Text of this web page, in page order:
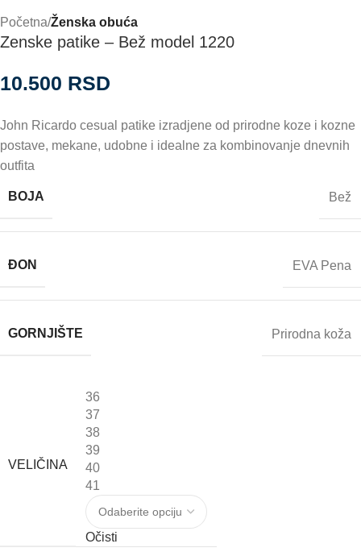
Početna Ženska obuća
Zenske patike – Bež model 1220
10.500 RSD
John Ricardo cesual patike izradjene od prirodne koze i kozne
postave, mekane, udobne i idealne za kombinovanje dnevnih
outfita
BOJA Bež
ĐON EVA Pena
GORNJIŠTE Prirodna koža
VELIČINA
36
37
38
39
40
41
Očisti